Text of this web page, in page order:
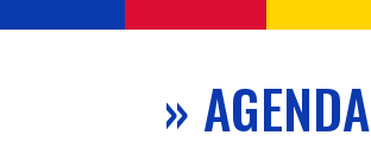
» AGENDA